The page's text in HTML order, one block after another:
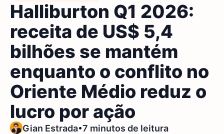
Halliburton Q1 2026:
receita de US$ 5,4
bilhões se mantém
enquanto o conflito no
Oriente Médio reduz o
lucro por ação
Gian Estrada•7 minutos de leitura